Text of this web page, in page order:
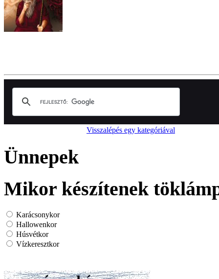
Visszalépés egy kategóriával
Ünnepek
Mikor készítenek
Karácsonykor
Hallowenkor
Húsvétkor
Vízkeresztkor